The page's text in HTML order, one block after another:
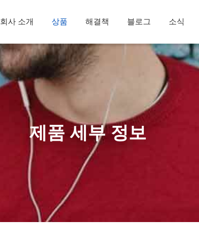
회사 소개 상품 해결책 블로그 소식
제품 세부 정보